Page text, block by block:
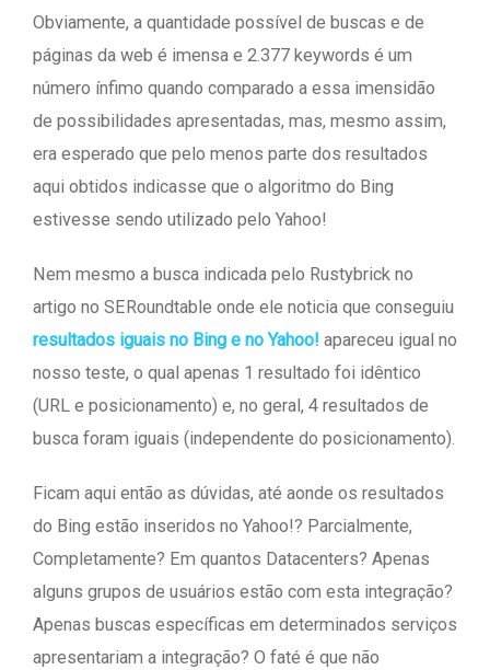
Obviamente, a quantidade possível de buscas e de
páginas da web é imensa e 2.377 keywords é um
número ínfimo quando comparado a essa imensidão
de possibilidades apresentadas, mas, mesmo assim,
era esperado que pelo menos parte dos resultados
aqui obtidos indicasse que o algoritmo do Bing
estivesse sendo utilizado pelo Yahoo!
Nem mesmo a busca indicada pelo Rustybrick no
artigo no SERoundtable onde ele noticia que conseguiu
resultados iguais no Bing e no Yahoo! apareceu igual no
nosso teste, o qual apenas 1 resultado foi idêntico
(URL e posicionamento) e, no geral, 4 resultados de
busca foram iguais (independente do posicionamento).
Ficam aqui então as dúvidas, até aonde os resultados
do Bing estão inseridos no Yahoo!? Parcialmente,
Completamente? Em quantos Datacenters? Apenas
alguns grupos de usuários estão com esta integração?
Apenas buscas específicas em determinados serviços
apresentariam a integração? O faté é que não